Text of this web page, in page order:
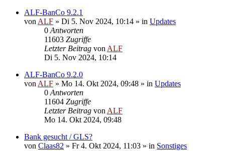
ALF-BanCo 9.2.1
von ALF » Di 5. Nov 2024, 10:14 » in Updates
0 Antworten
11603 Zugriffe
Letzter Beitrag von ALF
Di 5. Nov 2024, 10:14
ALF-BanCo 9.2.0
von ALF » Mo 14. Okt 2024, 09:48 » in Updates
0 Antworten
11604 Zugriffe
Letzter Beitrag von ALF
Mo 14. Okt 2024, 09:48
Bank gesucht / GLS?
von Claas82 » Fr 4. Okt 2024, 11:03 » in Sonstiges